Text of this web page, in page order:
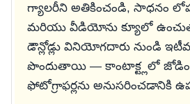
గ్యాలరీని అతికించండి, సాధనం
మరియు వీడియోను క్యూలో
డౌన్లోడ్లు వినియోగదారు నుండి
పొందుతాయి — కాంటాక్ట్లలో
ఫోటోగ్రాఫర్లను అనుసరించడానికి